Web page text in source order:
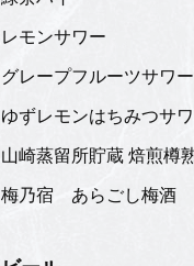
レモンサワー
グレープフルーツサワー
ゆずレモンはちみつサ
山崎蒸留所貯蔵 焙煎樽
梅乃宿 あらごし梅酒